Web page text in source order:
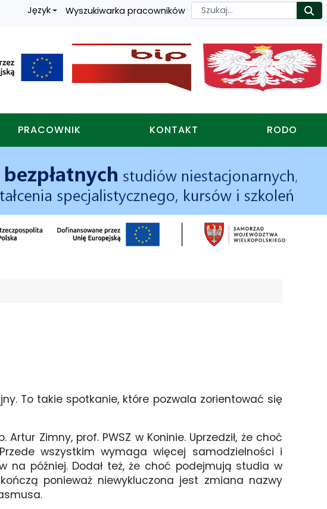
Język Wyszukiwarka pracowników Szukaj
PRACOWNIK KONTAKT RODO
To takie spotkanie, które pozwala zorientować się
Zimny, prof. PWSZ w Koninie. Uprzedził, że choć
wszystkim wymaga więcej samodzielności i
na później. Dodał też, że choć podejmują studia w
ponieważ niewykluczona jest zmiana nazwy